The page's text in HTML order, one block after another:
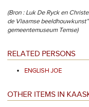
(Bron : Luk De Ryck en
de Vlaamse
gemeentemuseum Temse)
RELATED PERSONS
ENGLISH JOE
OTHER ITEMS IN